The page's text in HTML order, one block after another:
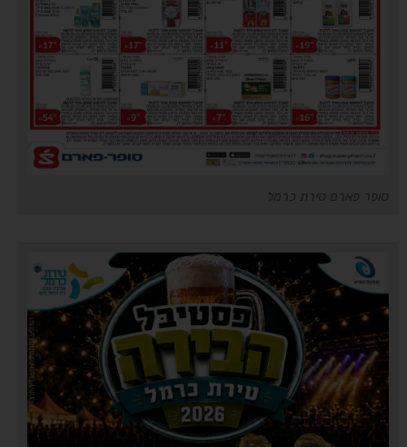
סופר פארם טירת כרמל